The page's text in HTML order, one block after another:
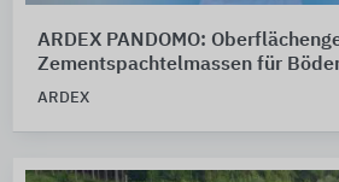
ARDEX PANDOMO:
Zementspachtelmassen für
ARDEX